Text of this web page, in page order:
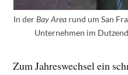
In derBay Arearund um San
Unternehmen im
Zum Jahreswechsel ein